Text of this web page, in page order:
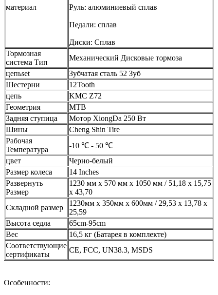
материал Руль: алюминиевый сплав
Педали: сплав
Диски: Сплав
Тормозная
система Тип
Механический Дисковые тормоза
цепьset
Зубчатая сталь 52 Зуб
Шестерни
12Tooth
цепь
KMC Z72
Геометрия
MTB
Задняя ступица
Мотор XiongDa 250 Вт
Шины
Cheng Shin Tire
Рабочая
Температура
-10 ℃ - 50 ℃
цвет
Черно-белый
Размер колеса
14 Inches
Развернуть
Размер
1230 мм x 570 мм x 1050 мм / 51,18 x 15,75
x 43,70
Складной размер
1230мм х 350мм х 600мм / 29,53 x 13,78 x
25,59
Высота седла
65cm-95cm
Вес
16,5 кг (Батарея в комплекте)
Соответствующие
сертификаты
CE, FCC, UN38.3, MSDS
Особенности: